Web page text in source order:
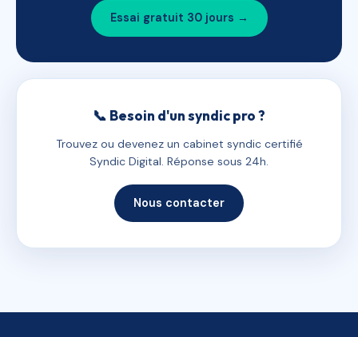
Essai gratuit 30 jours →
📞 Besoin d'un syndic pro ?
Trouvez ou devenez un cabinet syndic certifié
Syndic Digital. Réponse sous 24h.
Nous contacter